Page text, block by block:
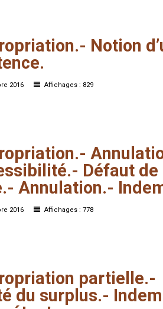
Notion
2016 Affichages : 829
Défaut de
Annulation.-
2016 Affichages : 778
partielle.-
du surplus.-